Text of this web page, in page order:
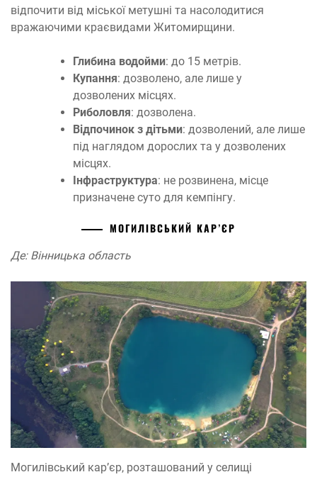
відпочити від міської метушні та насолодитися
вражаючими краєвидами Житомирщини.
Глибина водойми: до 15 метрів.
Купання: дозволено, але лише у
дозволених місцях.
Риболовля: дозволена.
Відпочинок з дітьми: дозволений, але лише
під наглядом дорослих та у дозволених
місцях.
Інфраструктура: не розвинена, місце
призначене суто для кемпінгу.
МОГИЛІВСЬКИЙ КАР’ЄР
Де: Вінницька область
Могилівський кар’єр, розташований у селищі